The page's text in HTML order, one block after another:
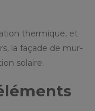
thermique, et
la façade de mur-
solaire.